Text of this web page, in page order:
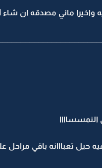
واخيرا ماني مصدقه ان شاء
باقي مراحل علاجهااا ما